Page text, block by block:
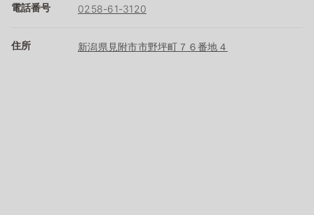
電話番号 0258-61-3120
住所 新潟県見附市市野坪町７６番地４